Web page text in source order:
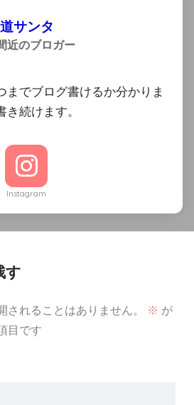
サンタ
近のブロガー
までブログ書けるか分かりま
続けます。
Instagram
す
されることはありません。 ※ が
目です